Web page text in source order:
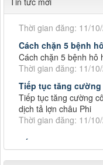
Đẩy nhanh tiến độ
Thời gian đăng: 11/
Cách chặn 5 bệnh
Cách chặn 5 bệnh hô
Thời gian đăng: 11/
Tiếp tục tăng cường
Tiếp tục tăng cường
dịch tả lợn châu Phi
Thời gian đăng: 11/10/
Đẩy nhanh tiến độ